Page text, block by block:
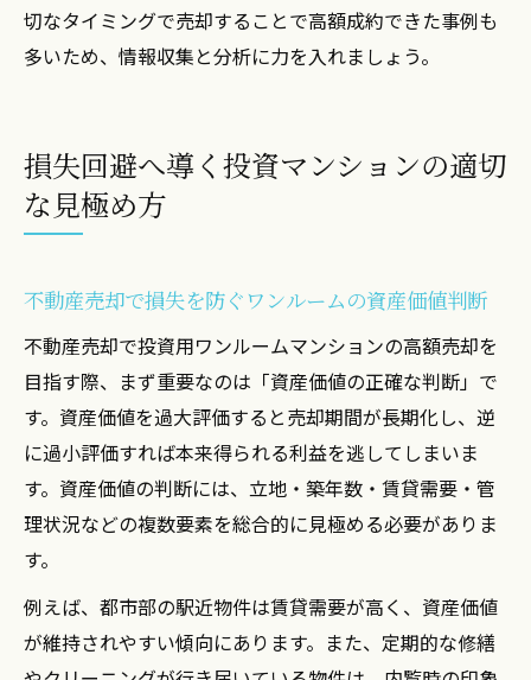
切なタイミングで売却することで高額成約できた事例も
多いため、情報収集と分析に力を入れましょう。
損失回避へ導く投資マンションの適切
な見極め方
不動産売却で損失を防ぐワンルームの資産価値判断
不動産売却で投資用ワンルームマンションの高額売却を
目指す際、まず重要なのは「資産価値の正確な判断」で
す。資産価値を過大評価すると売却期間が長期化し、逆
に過小評価すれば本来得られる利益を逃してしまいま
す。資産価値の判断には、立地・築年数・賃貸需要・管
理状況などの複数要素を総合的に見極める必要がありま
す。
例えば、都市部の駅近物件は賃貸需要が高く、資産価値
が維持されやすい傾向にあります。また、定期的な修繕